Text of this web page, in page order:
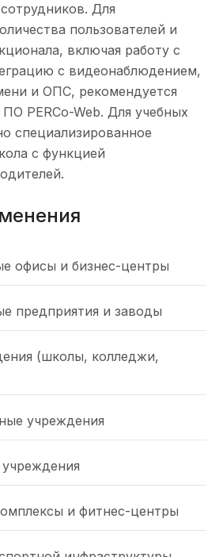
Для
пользователей и
включая работу с
с видеонаблюдением,
и ОПС, рекомендуется
PERCo-Web. Для учебных
специализированное
с функцией
офисы и бизнес-центры
предприятия и заводы
(школы, колледжи,
учреждения
и фитнес-центры